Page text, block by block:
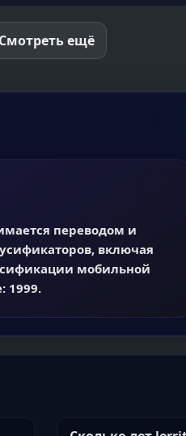
Смотреть ещё
переводом и
включая
мобильной
1999.